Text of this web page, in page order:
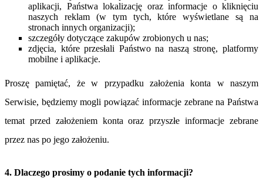
aplikacji, Państwa lokalizację oraz informacje o kliknięciu
naszych reklam (w tym tych, które wyświetlane są na
stronach innych organizacji);
szczegóły dotyczące zakupów zrobionych u nas;
zdjęcia, które przesłali Państwo na naszą stronę, platformy
mobilne i aplikacje.
Proszę pamiętać, że w przypadku założenia konta w naszym
Serwisie, będziemy mogli powiązać informacje zebrane na Państwa
temat przed założeniem konta oraz przyszłe informacje zebrane
przez nas po jego założeniu.
4. Dlaczego prosimy o podanie tych informacji?